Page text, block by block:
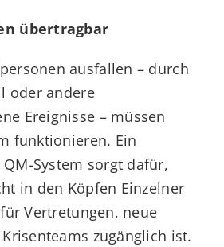
übertragbar
ausfallen – durch
oder andere
Ereignisse – müssen
funktionieren. Ein
System sorgt dafür,
in den Köpfen Einzelner
Vertretungen, neue
zugänglich ist.